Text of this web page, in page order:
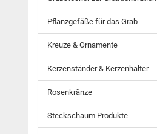
Pflanzgefäße für das Grab
Kreuze & Ornamente
Kerzenständer & Kerzenhalter
Rosenkränze
Steckschaum Produkte